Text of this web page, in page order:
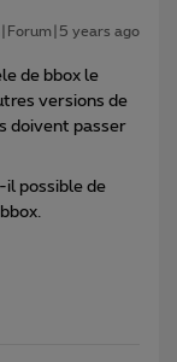
years ago
de bbox le
versions de
doivent passer
il possible de